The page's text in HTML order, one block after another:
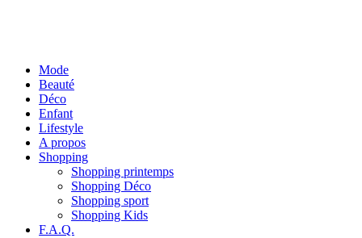
Mode
Beauté
Déco
Enfant
Lifestyle
A propos
Shopping
Shopping printemps
Shopping Déco
Shopping sport
Shopping Kids
F.A.Q.